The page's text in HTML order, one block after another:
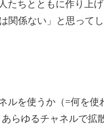
ちとともに作り上
関係ない」と思って
を使うか（=何を使
あらゆるチャネルで